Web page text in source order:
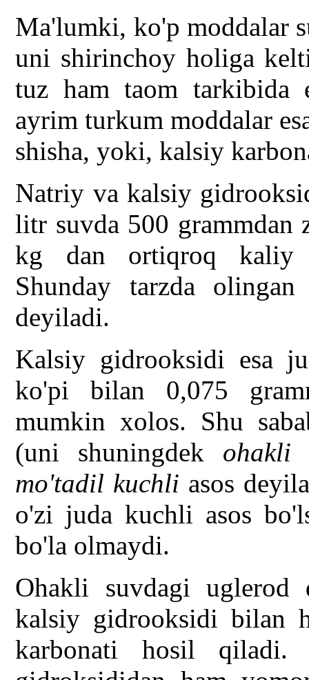
Ma'lumki, ko'p moddalar
uni shirinchoy holiga
tuz ham taom tarkibida
ayrim turkum moddalar
shisha, yoki, kalsiy
Natriy va kalsiy
litr suvda 500
kg dan ortiqroq kaliy
Shunday tarzda
deyiladi.
Kalsiy gidrooksidi esa
ko'pi bilan 0,075
mumkin xolos. Shu
(uni shuningdek ohakli
mo'tadil kuchli asos
o'zi juda kuchli asos
bo'la olmaydi.
Ohakli suvdagi uglerod
kalsiy gidrooksidi bilan
karbonati hosil qiladi.